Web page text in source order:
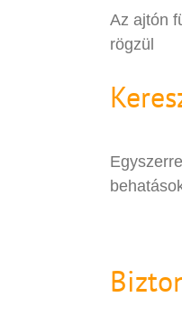
Az ajtón
rögzül